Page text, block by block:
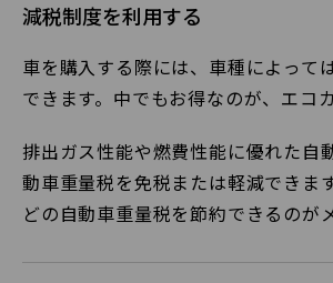
減税制度を利用する
車を購入する際には、車種によって
できます。中でもお得なのが、エコ
排出ガス性能や燃費性能に優れた自
動車重量税を免税または軽減できま
どの自動車重量税を節約できるのが